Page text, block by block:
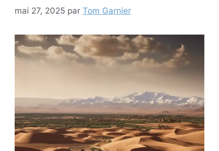
mai 27, 2025 par Tom Garnier